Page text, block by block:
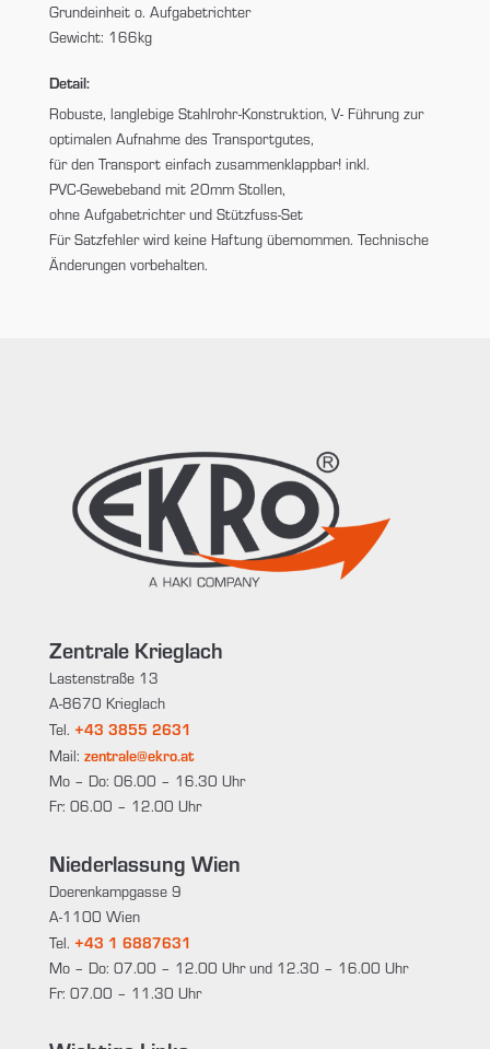
Grundeinheit o. Aufgabetrichter
Gewicht: 166kg
Detail:
Robuste, langlebige Stahlrohr-Konstruktion, V- Führung zur
optimalen Aufnahme des Transportgutes,
für den Transport einfach zusammenklappbar! inkl.
PVC-Gewebeband mit 20mm Stollen,
ohne Aufgabetrichter und Stützfuss-Set
Für Satzfehler wird keine Haftung übernommen. Technische
Änderungen vorbehalten.
Zentrale Krieglach
Lastenstraße 13
A-8670 Krieglach
Tel. +43 3855 2631
Mail: zentrale@ekro.at
Mo – Do: 06.00 – 16.30 Uhr
Fr: 06.00 – 12.00 Uhr
Niederlassung Wien
Doerenkampgasse 9
A-1100 Wien
Tel. +43 1 6887631
Mo – Do: 07.00 – 12.00 Uhr und 12.30 – 16.00 Uhr
Fr: 07.00 – 11.30 Uhr